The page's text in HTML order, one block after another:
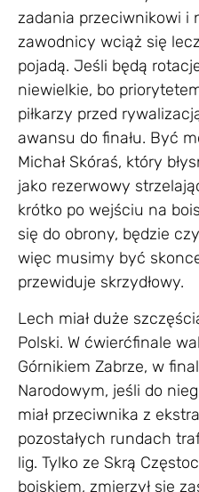
zadania przeciwnikowi i
zawodnicy wciąż się
pojadą. Jeśli będą
niewielkie, bo
piłkarzy przed
awansu do finału. Być
Michał Skóraś, który
jako rezerwowy
krótko po wejściu na
się do obrony, będzie
więc musimy być
przewiduje skrzydłowy.
Lech miał duże
Polski. W ćwierćfinale
Górnikiem Zabrze, w
Narodowym, jeśli do
miał przeciwnika z
pozostałych rundach
lig. Tylko ze Skrą
boiskiem, zmierzył się